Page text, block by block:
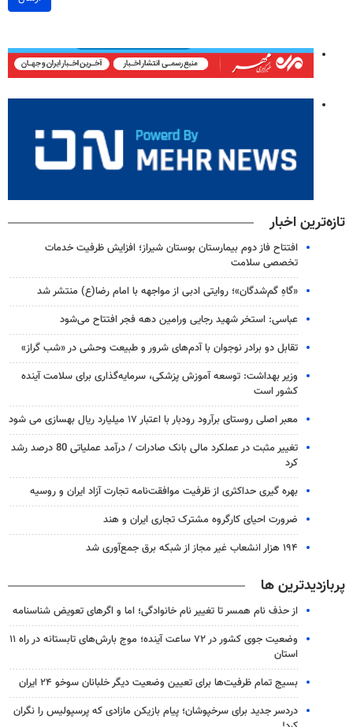
تازه‌ترین اخبار
افتتاح فاز دوم بیمارستان بوستان شیراز؛ افزایش ظرفیت خدمات
تخصصی سلامت
«گاهِ گم‌شدگان»؛ روایتی ادبی از مواجهه با امام رضا(ع) منتشر شد
عباسی: استخر شهید رجایی ورامین دهه فجر افتتاح می‌شود
تقابل دو برادر نوجوان با آدم‌های شرور و طبیعت وحشی در «شب گراز»
وزیر بهداشت: توسعه آموزش پزشکی، سرمایه‌گذاری برای سلامت آینده
کشور است
معبر اصلی روستای برآرود رودبار با اعتبار ۱۷ میلیارد ریال بهسازی می شود
تغییر مثبت در عملکرد مالی بانک صادرات / درآمد عملیاتی 80 درصد رشد
کرد
بهره گیری حداکثری از ظرفیت موافقت‌نامه تجارت آزاد ایران و روسیه
ضرورت احیای کارگروه مشترک تجاری ایران و هند
۱۹۴ هزار انشعاب غیر مجاز از شبکه برق جمع‌آوری شد
پربازدیدترین ها
از حذف نام همسر تا تغییر نام خانوادگی؛ اما و اگرهای تعویض شناسنامه
وضعیت جوی کشور در ۷۲ ساعت آینده؛ موج بارش‌های تابستانه در راه ۱۱
استان
بسیج تمام ظرفیت‌ها برای تعیین وضعیت دیگر خلبانان سوخو ۲۴ ایران
دردسر جدید برای سرخپوشان؛ پیام بازیکن مازادی که پرسپولیس را نگران